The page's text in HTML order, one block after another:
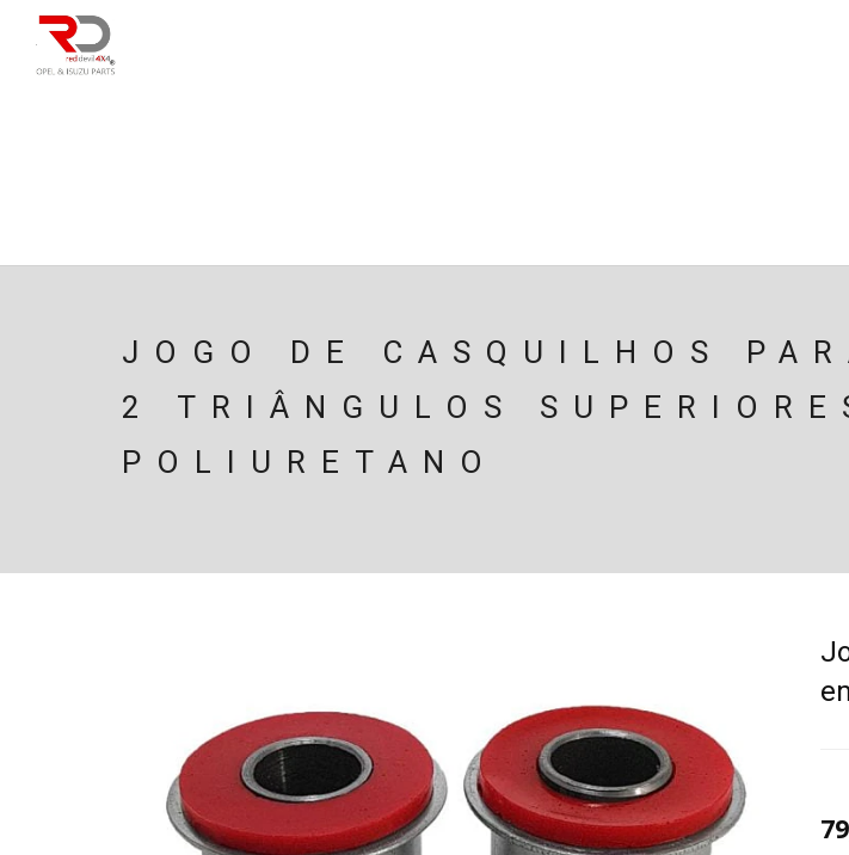
JOGO DE CASQUILHOS
2 TRIÂNGULOS
POLIURETANO